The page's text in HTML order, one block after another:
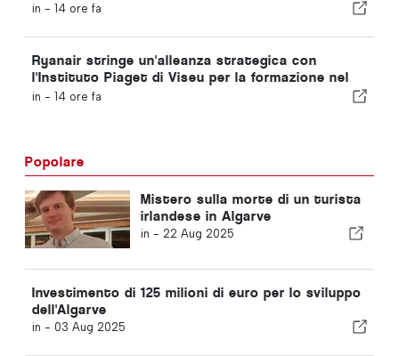
in - 14 ore fa
Ryanair stringe un'alleanza strategica con
l'Instituto Piaget di Viseu per la formazione nel
settore dell'aviazione in Portogallo
in - 14 ore fa
Popolare
Mistero sulla morte di un turista
irlandese in Algarve
in - 22 Aug 2025
Investimento di 125 milioni di euro per lo sviluppo
dell'Algarve
in - 03 Aug 2025